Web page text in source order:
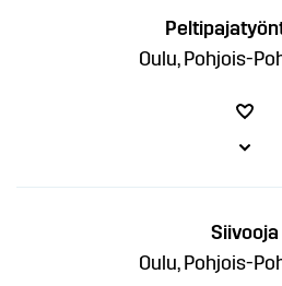
Oulu, Pohjois-
Siivooja
Oulu, Pohjois-